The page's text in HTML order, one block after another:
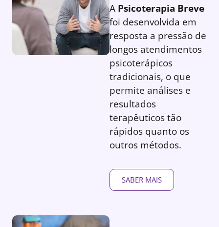
A Psicoterapia Breve
foi desenvolvida em
resposta a pressão de
longos atendimentos
psicoterápicos
tradicionais, o que
permite análises e
resultados
terapêuticos tão
rápidos quanto os
outros métodos.
SABER MAIS